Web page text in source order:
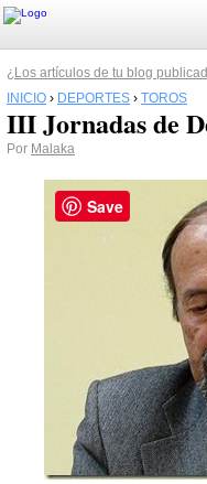
¿Los artículos de tu blog
INICIO › DEPORTES › TOROS
III Jornadas de
Por Malaka
Save